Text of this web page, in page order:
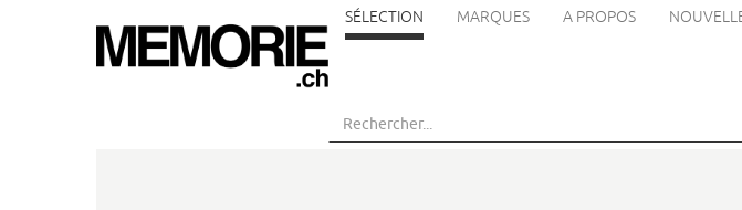
SÉLECTION MARQUES A PROPOS